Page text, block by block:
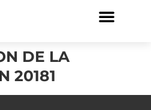
DE LA
20181